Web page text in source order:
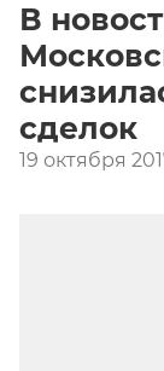
В
сделок
19 октября